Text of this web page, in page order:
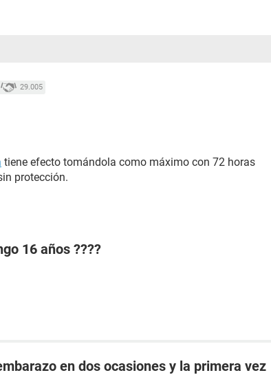
29.005
tiene efecto tomándola como máximo con 72 horas
protección.
16 años ????
en dos ocasiones y la primera vez